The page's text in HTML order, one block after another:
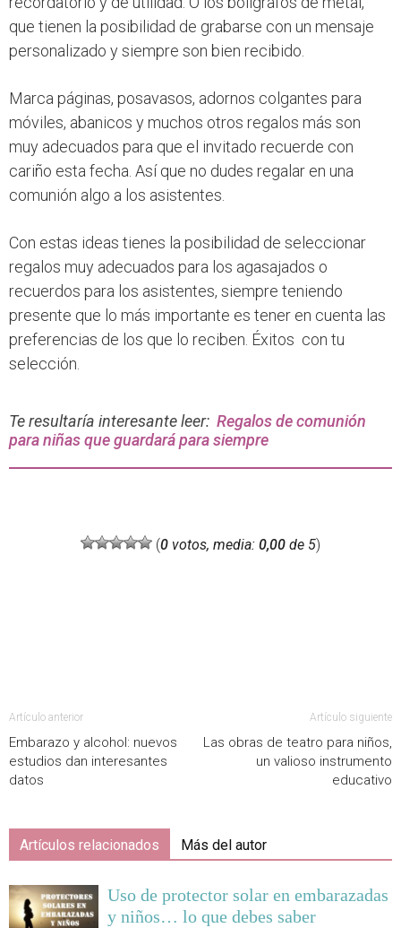
que tienen la posibilidad de grabarse con un mensaje
personalizado y siempre son bien recibido.
Marca páginas, posavasos, adornos colgantes para
móviles, abanicos y muchos otros regalos más son
muy adecuados para que el invitado recuerde con
cariño esta fecha. Así que no dudes regalar en una
comunión algo a los asistentes.
Con estas ideas tienes la posibilidad de seleccionar
regalos muy adecuados para los agasajados o
recuerdos para los asistentes, siempre teniendo
presente que lo más importante es tener en cuenta las
preferencias de los que lo reciben. Éxitos con tu
selección.
Te resultaría interesante leer: Regalos de comunión
para niñas que guardará para siempre
(0 votos, media: 0,00 de 5)
Artículo anterior
Embarazo y alcohol: nuevos
estudios dan interesantes
datos
Artículo siguiente
Las obras de teatro para niños,
un valioso instrumento
educativo
Artículos relacionados Más del autor
Uso de protector solar en embarazadas
y niños… lo que debes saber